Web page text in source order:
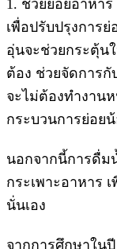
1. ช่วยย่อยอาหาร
เพื่อปรับปรุงการ
อุ่นจะช่วยกระตุ้น
ต้อง ช่วยจัดการกั
จะไม่ต้องทำงาน
กระบวนการย่อย
นอกจากนี้การดื่ม
กระเพาะอาหาร
นั่นเอง
จากการศึกษาใน